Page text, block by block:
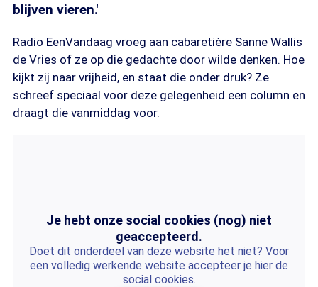
blijven vieren.'
Radio EenVandaag vroeg aan cabaretière Sanne Wallis
de Vries of ze op die gedachte door wilde denken. Hoe
kijkt zij naar vrijheid, en staat die onder druk? Ze
schreef speciaal voor deze gelegenheid een column en
draagt die vanmiddag voor.
Je hebt onze social cookies (nog) niet
geaccepteerd.
Doet dit onderdeel van deze website het niet? Voor
een volledig werkende website accepteer je hier de
social cookies.